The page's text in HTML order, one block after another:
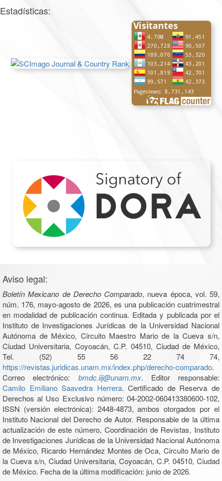
Estadísticas:
Aviso legal:
Boletín Mexicano de Derecho Comparado, nueva época, vol. 59,
núm. 176, mayo-agosto de 2026, es una publicación cuatrimestral
en modalidad de publicación continua. Editada y publicada por el
Instituto de Investigaciones Jurídicas de la Universidad Nacional
Autónoma de México, Circuito Maestro Mario de la Cueva s/n,
Ciudad Universitaria, Coyoacán, C.P. 04510, Ciudad de México,
Tel. (52) 55 56 22 74 74,
https://revistas.juridicas.unam.mx/index.php/derecho-comparado.
Correo electrónico: bmdc.iij@unam.mx. Editor responsable:
Camilo Emiliano Saavedra Herrera. Certificado de Reserva de
Derechos al Uso Exclusivo número: 04-2002-060413380600-102,
ISSN (versión electrónica): 2448-4873, ambos otorgados por el
Instituto Nacional del Derecho de Autor. Responsable de la última
actualización de este número, Coordinación de Revistas, Instituto
de Investigaciones Jurídicas de la Universidad Nacional Autónoma
de México, Ricardo Hernández Montes de Oca, Circuito Mario de
la Cueva s/n, Ciudad Universitaria, Coyoacán, C.P. 04510, Ciudad
de México. Fecha de la última modificación: junio de 2026.